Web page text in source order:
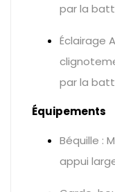
par la
Éclairage
par la
Équipements
Béquille :
appui